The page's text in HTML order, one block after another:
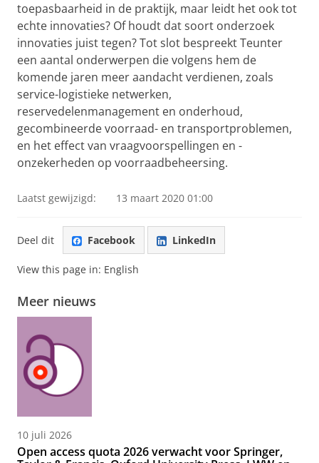
toepasbaarheid in de praktijk, maar leidt het ook tot
echte innovaties? Of houdt dat soort onderzoek
innovaties juist tegen? Tot slot bespreekt Teunter
een aantal onderwerpen die volgens hem de
komende jaren meer aandacht verdienen, zoals
service-logistieke netwerken,
reservedelenmanagement en onderhoud,
gecombineerde voorraad- en transportproblemen,
en het effect van vraagvoorspellingen en -
onzekerheden op voorraadbeheersing.
Laatst gewijzigd: 13 maart 2020 01:00
Deel dit Facebook LinkedIn
View this page in: English
Meer nieuws
10 juli 2026
Open access quota 2026 verwacht voor Springer,